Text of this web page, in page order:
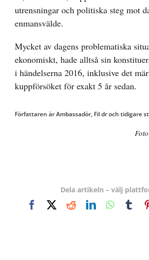
utrensningar och politiska steg mot
enmansvälde.
Mycket av dagens problematiska
ekonomiskt, hade alltså sin
i händelserna 2016, inklusive det
kuppförsöket för exakt 5 år sedan.
Författaren är Ambassadör, Fil dr och tidigare
Dela artikeln – välj
FacebookRedditLinkedIn